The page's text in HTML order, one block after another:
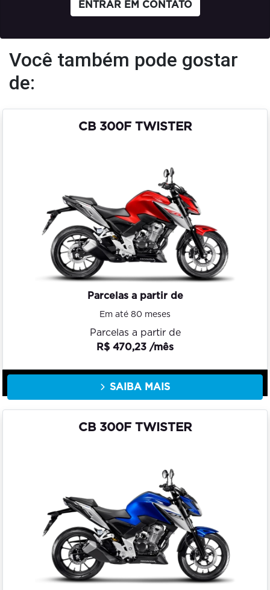
ENTRAR EM CONTATO
Você também pode gostar
de:
CB 300F TWISTER
Parcelas a partir de
Em até 80 meses
Parcelas a partir de
R$ 470,23 /mês
SAIBA MAIS
CB 300F TWISTER